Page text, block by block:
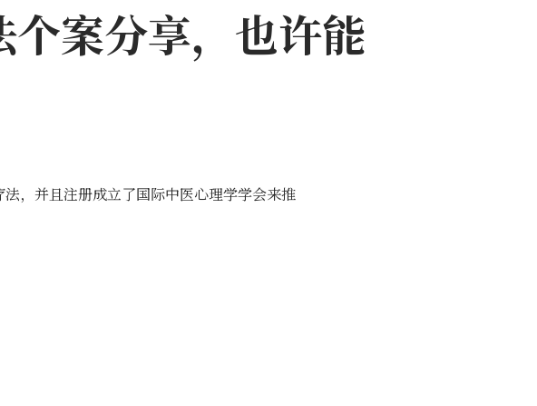
案分享，也许能
，并且注册成立了国际中医心理学学会来推